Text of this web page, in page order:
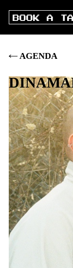
BOOK A
AGENDA
Fr 26. APRIL
DOORS23:00|
VVK18.–|ST